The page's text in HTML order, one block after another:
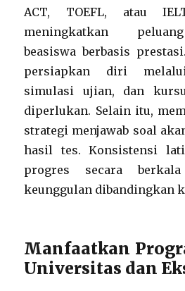
ACT, TOEFL, atau
meningkatkan
beasiswa berbasis
persiapkan diri
simulasi ujian, dan
diperlukan. Selain itu,
strategi menjawab soal
hasil tes. Konsistensi
progres secara
keunggulan dibandingkan
Manfaatkan
Universitas dan